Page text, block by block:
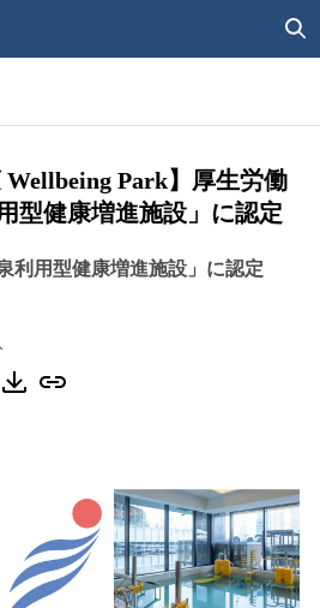
Wellbeing Park】厚生労働
型健康増進施設」に認定
利用型健康増進施設」に認定